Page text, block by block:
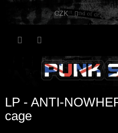
Přejít
CZK
LP - ANTI-
cage